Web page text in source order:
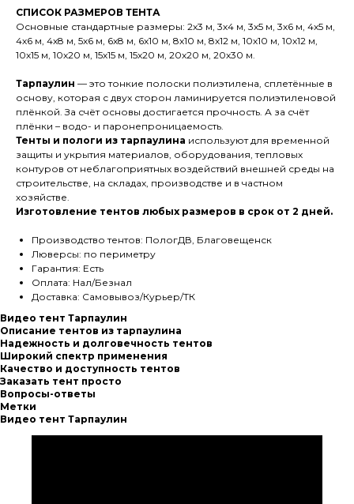
СПИСОК РАЗМЕРОВ ТЕНТА
Основные стандартные размеры: 2x3 м, 3х4 м, 3х5 м, 3х6 м, 4х5 м,
4х6 м, 4х8 м, 5х6 м, 6х8 м, 6х10 м, 8х10 м, 8х12 м, 10х10 м, 10х12 м,
10х15 м, 10х20 м, 15х15 м, 15х20 м, 20х20 м, 20х30 м.
Тарпаулин — это тонкие полоски полиэтилена, сплетённые в
основу, которая с двух сторон ламинируется полиэтиленовой
плёнкой. За счёт основы достигается прочность. А за счёт
плёнки – водо- и паронепроницаемость.
Тенты и пологи из тарпаулина используют для временной
защиты и укрытия материалов, оборудования, тепловых
контуров от неблагоприятных воздействий внешней среды на
строительстве, на складах, производстве и в частном
хозяйстве.
Изготовление тентов любых размеров в срок от 2 дней.
Производство тентов: ПологДВ, Благовещенск
Люверсы: по периметру
Гарантия: Есть
Оплата: Нал/Безнал
Доставка: Самовывоз/Курьер/ТК
Видео тент Тарпаулин
Описание тентов из тарпаулина
Надежность и долговечность тентов
Широкий спектр применения
Качество и доступность тентов
Заказать тент просто
Вопросы-ответы
Метки
Видео тент Тарпаулин